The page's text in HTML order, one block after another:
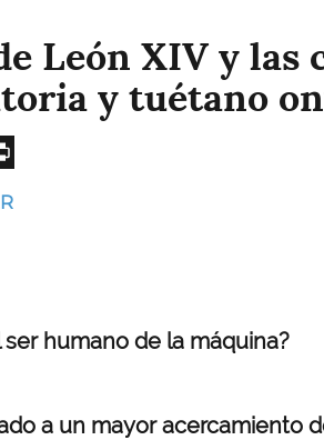
León XIV y las
y tuétano
humano de la máquina?
a un mayor acercamiento